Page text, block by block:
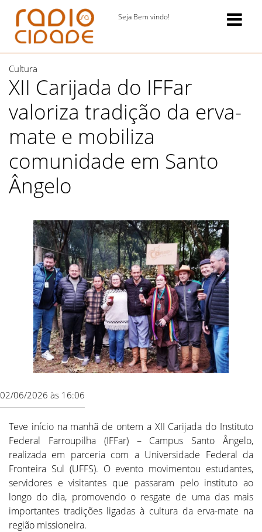
Seja Bem vindo!
Cultura
XII Carijada do IFFar
valoriza tradição da erva-
mate e mobiliza
comunidade em Santo
Ângelo
02/06/2026 às 16:06
Teve início na manhã de ontem a XII Carijada do Instituto
Federal Farroupilha (IFFar) – Campus Santo Ângelo,
realizada em parceria com a Universidade Federal da
Fronteira Sul (UFFS). O evento movimentou estudantes,
servidores e visitantes que passaram pelo instituto ao
longo do dia, promovendo o resgate de uma das mais
importantes tradições ligadas à cultura da erva-mate na
região missioneira.